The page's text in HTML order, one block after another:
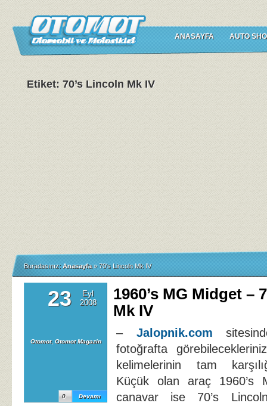
ANASAYFA AUTO
Etiket: 70’s Lincoln Mk IV
Buradasınız: Anasayfa » 70's Lincoln Mk IV
23
Eyl
2008
Otomot, Otomot Magazin
Devamı
0
1960’s MG Midget –
Mk IV
– Jalopnik.com
fotoğrafta
kelimelerinin tam
Küçük olan araç 1960’s
canavar ise 70’s